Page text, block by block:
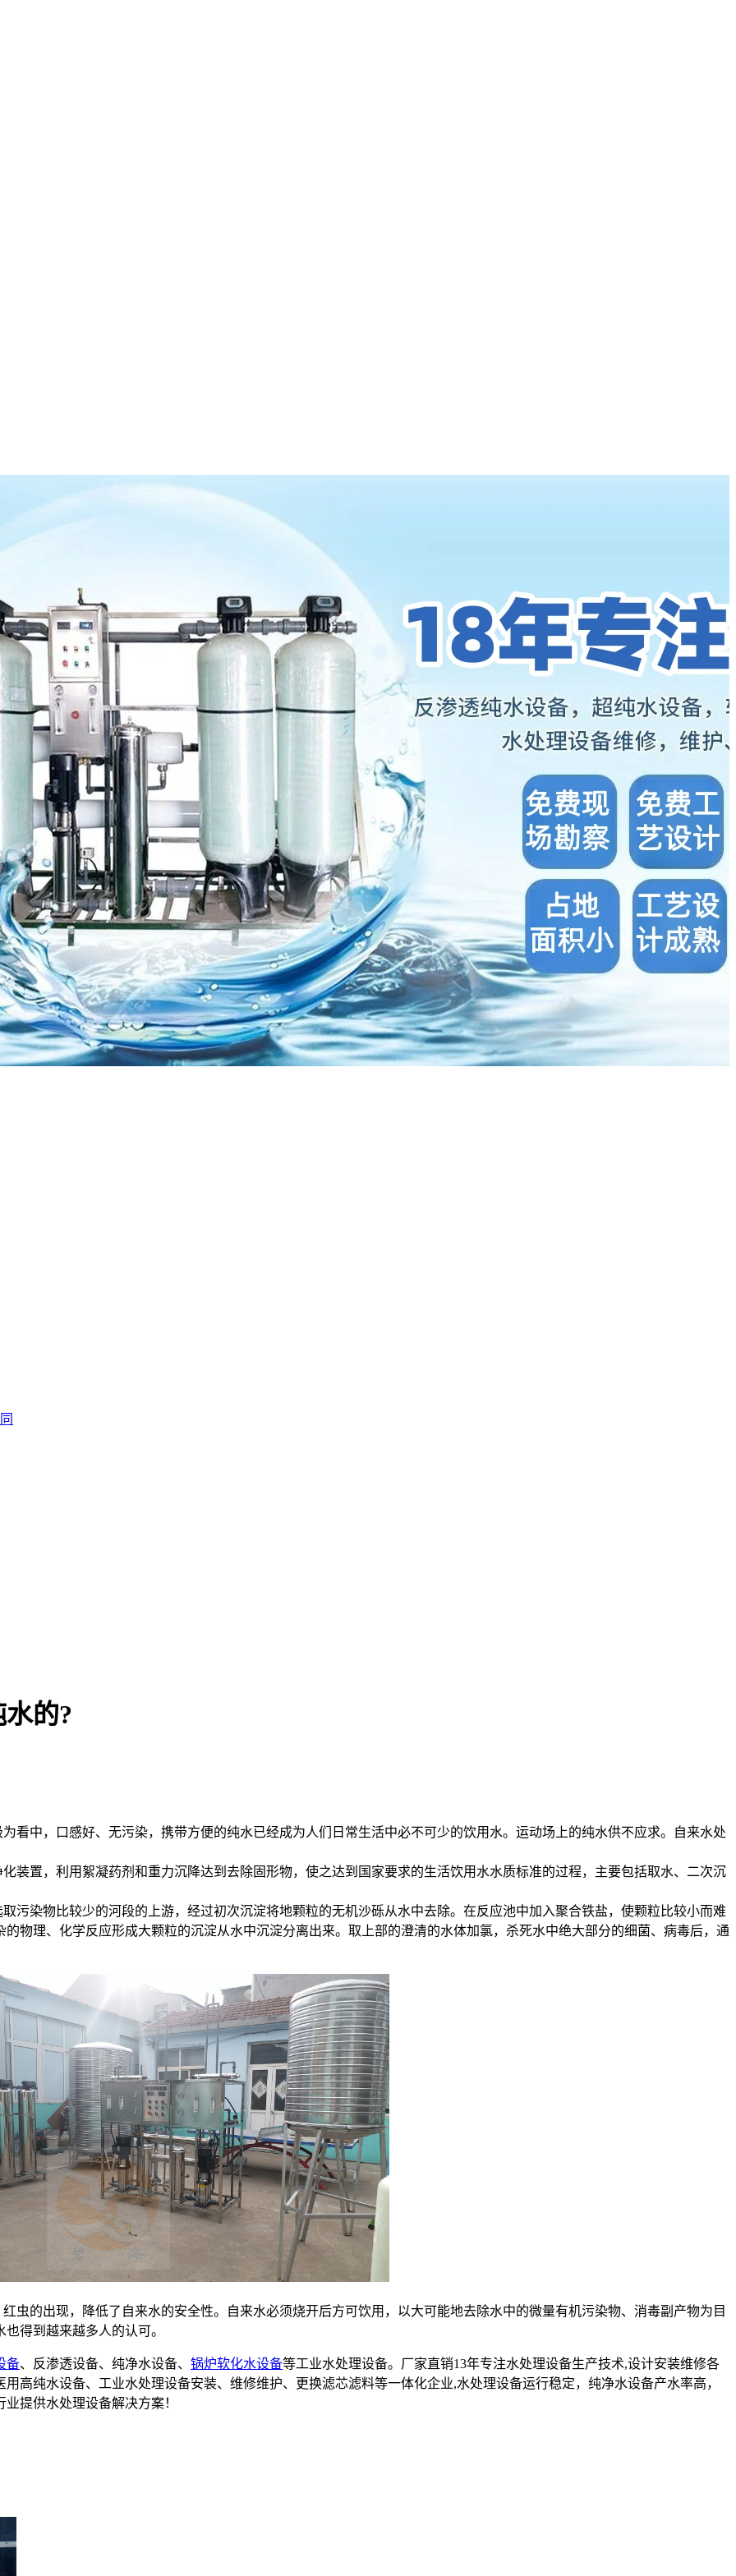
的?
中，口感好、无污染，携带方便的纯水已经成为人们日常生活中必不可少的饮用水。运动场上的纯水供不应求。自来水处
置，利用絮凝药剂和重力沉降达到去除固形物，使之达到国家要求的生活饮用水水质标准的过程，主要包括取水、二次沉
染物比较少的河段的上游，经过初次沉淀将地颗粒的无机沙砾从水中去除。在反应池中加入聚合铁盐，使颗粒比较小而难
物理、化学反应形成大颗粒的沉淀从水中沉淀分离出来。取上部的澄清的水体加氯，杀死水中绝大部分的细菌、病毒后，通
的出现，降低了自来水的安全性。自来水必须烧开后方可饮用，以大可能地去除水中的微量有机污染物、消毒副产物为目
得到越来越多人的认可。
备、反渗透设备、纯净水设备、 锅炉软化水设备等工业水处理设备。厂家直销13年专注水处理设备生产技术,设计安装维修各
高纯水设备、工业水处理设备安装、维修维护、更换滤芯滤料等一体化企业,水处理设备运行稳定，纯净水设备产水率高，
提供水处理设备解决方案！